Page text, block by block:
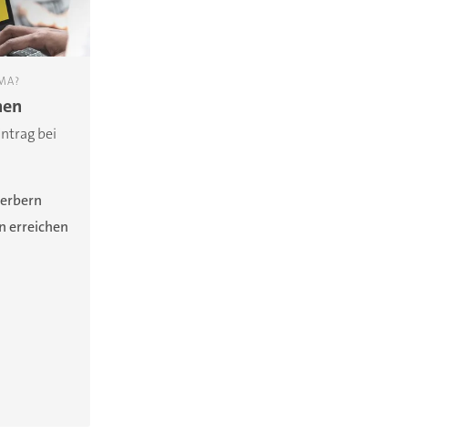
bei
erreichen